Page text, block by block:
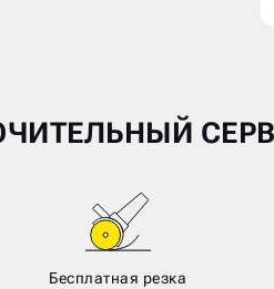
Бесплатная резка